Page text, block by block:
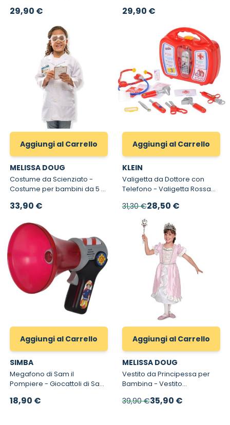
29,90 € 29,90 €
Aggiungi al Carrello
MELISSA DOUG
Costume da Scienziato -
Costume per bambini da 5 a
33,90 €
Aggiungi al Carrello
KLEIN
Valigetta da Dottore con
Telefono - Valigetta Rossa
31,30 €Prezzo speciale
28,50 €
Aggiungi al Carrello
SIMBA
Megafono di Sam il
Pompiere - Giocattoli di Sam
18,90 €
Aggiungi al Carrello
MELISSA DOUG
Vestito da Principessa per
Bambina - Vestito
39,90 €Prezzo speciale
35,90 €